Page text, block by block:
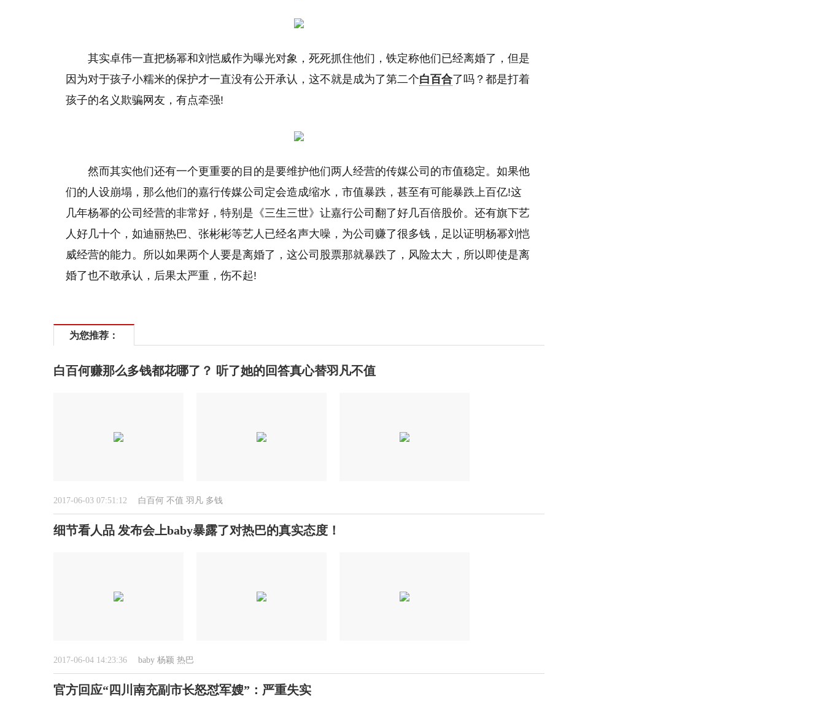
其实卓伟一直把杨幂和刘恺威作为曝光对象，死死抓住他们，铁定称他们已经离婚了，但是
因为对于孩子小糯米的保护才一直没有公开承认，这不就是成为了第二个白百合了吗？都是打着
孩子的名义欺骗网友，有点牵强!
然而其实他们还有一个更重要的目的是要维护他们两人经营的传媒公司的市值稳定。如果他
们的人设崩塌，那么他们的嘉行传媒公司定会造成缩水，市值暴跌，甚至有可能暴跌上百亿!这
几年杨幂的公司经营的非常好，特别是《三生三世》让嘉行公司翻了好几百倍股价。还有旗下艺
人好几十个，如迪丽热巴、张彬彬等艺人已经名声大噪，为公司赚了很多钱，足以证明杨幂刘恺
威经营的能力。所以如果两个人要是离婚了，这公司股票那就暴跌了，风险太大，所以即使是离
婚了也不敢承认，后果太严重，伤不起!
为您推荐：
白百何赚那么多钱都花哪了？ 听了她的回答真心替羽凡不值
2017-06-03 07:51:12 白百何 不值 羽凡 多钱
细节看人品 发布会上baby暴露了对热巴的真实态度！
2017-06-04 14:23:36 baby 杨颖 热巴
官方回应“四川南充副市长怒怼军嫂”：严重失实